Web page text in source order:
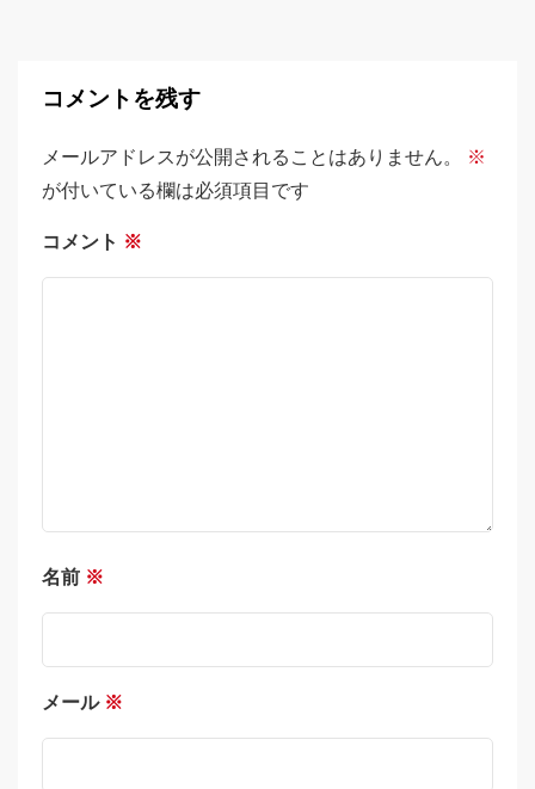
コメントを残す
メールアドレスが公開されることはありません。
※
が付いている欄は必須項目です
コメント ※
名前 ※
メール ※